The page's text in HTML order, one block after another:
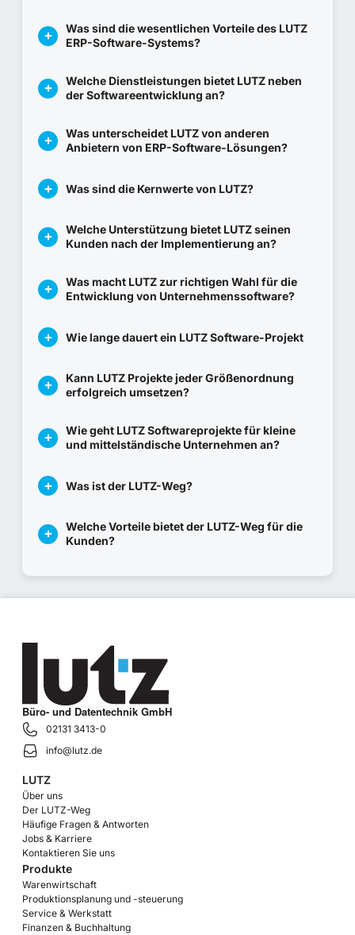
Was sind die wesentlichen Vorteile des LUTZ
ERP-Software-Systems?
Welche Dienstleistungen bietet LUTZ neben
der Softwareentwicklung an?
Was unterscheidet LUTZ von anderen
Anbietern von ERP-Software-Lösungen?
Was sind die Kernwerte von LUTZ?
Welche Unterstützung bietet LUTZ seinen
Kunden nach der Implementierung an?
Was macht LUTZ zur richtigen Wahl für die
Entwicklung von Unternehmenssoftware?
Wie lange dauert ein LUTZ Software-Projekt
Kann LUTZ Projekte jeder Größenordnung
erfolgreich umsetzen?
Wie geht LUTZ Softwareprojekte für kleine
und mittelständische Unternehmen an?
Was ist der LUTZ-Weg?
Welche Vorteile bietet der LUTZ-Weg für die
Kunden?
Büro- und Datentechnik GmbH
02131 3413-0
info@lutz.de
LUTZ
Über uns
Der LUTZ-Weg
Häufige Fragen & Antworten
Jobs & Karriere
Kontaktieren Sie uns
Produkte
Warenwirtschaft
Produktionsplanung und -steuerung
Service & Werkstatt
Finanzen & Buchhaltung